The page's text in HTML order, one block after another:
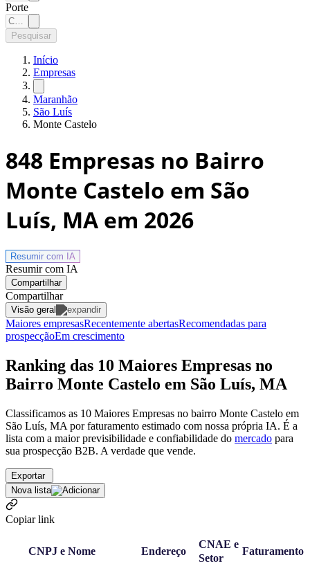
Porte
Pesquisar
Início
Empresas
Maranhão
São Luís
Monte Castelo
848 Empresas no Bairro
Monte Castelo em São
Luís, MA em 2026
Resumir com IA
Resumir com IA
Compartilhar
Compartilhar
Visão geral
Maiores empresasRecentemente abertasRecomendadas para
prospecçãoEm crescimento
Ranking das 10 Maiores Empresas no
Bairro Monte Castelo em São Luís, MA
Classificamos as 10 Maiores Empresas no bairro Monte Castelo em
São Luís, MA por faturamento estimado com nossa própria IA. É a
lista com a maior previsibilidade e confiabilidade do mercado para
sua prospecção B2B. A verdade que vende.
Exportar
Nova lista
Copiar link
CNPJ e Nome Endereço
CNAE e
Setor
Faturamento